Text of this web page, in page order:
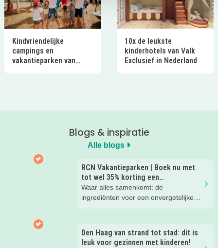
Kindvriendelijke
campings en
vakantieparken van
10x de leukste
kinderhotels van Valk
Exclusief in Nederland
Blogs & inspiratie
Alle blogs
RCN Vakantieparken | Boek nu met
tot wel 35% korting een
zomervakantie!
Waar alles samenkomt: de
ingrediënten voor een onvergetelijke
Den Haag van strand tot stad: dit is
leuk voor gezinnen met kinderen!